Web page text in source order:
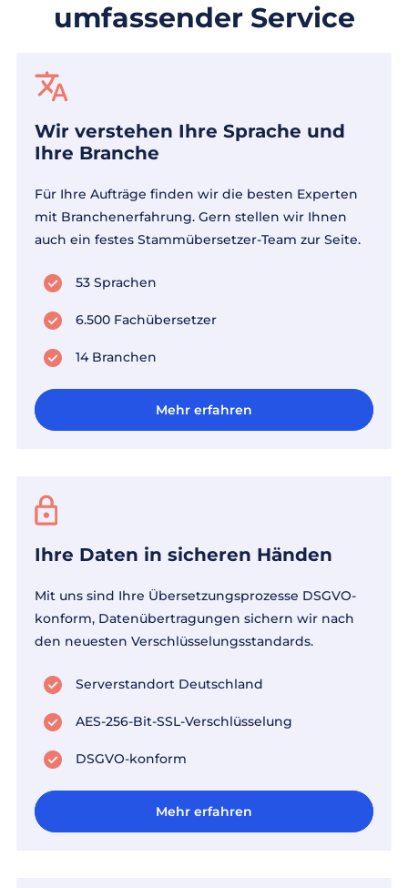
umfassender Service
Wir verstehen Ihre Sprache und
Ihre Branche
Für Ihre Aufträge finden wir die besten Experten
mit Branchenerfahrung. Gern stellen wir Ihnen
auch ein festes Stammübersetzer-Team zur Seite.
53 Sprachen
6.500 Fachübersetzer
14 Branchen
Mehr erfahren
Mehr erfahren
Ihre Daten in sicheren Händen
Mit uns sind Ihre Übersetzungsprozesse DSGVO-
konform, Datenübertragungen sichern wir nach
den neuesten Verschlüsselungsstandards.
Serverstandort Deutschland
AES-256-Bit-SSL-Verschlüsselung
DSGVO-konform
Mehr erfahren
Mehr erfahren